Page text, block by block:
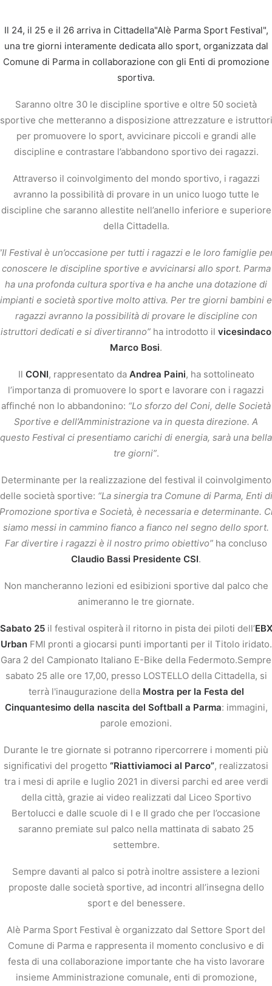
Il 24, il 25 e il 26 arriva in Cittadella"Alè Parma Sport Festival",
una tre giorni interamente dedicata allo sport, organizzata dal
Comune di Parma in collaborazione con gli Enti di promozione
sportiva.
Saranno oltre 30 le discipline sportive e oltre 50 società
sportive che metteranno a disposizione attrezzature e istruttori
per promuovere lo sport, avvicinare piccoli e grandi alle
discipline e contrastare l’abbandono sportivo dei ragazzi.
Attraverso il coinvolgimento del mondo sportivo, i ragazzi
avranno la possibilità di provare in un unico luogo tutte le
discipline che saranno allestite nell’anello inferiore e superiore
della Cittadella.
Festival è un’occasione per tutti i ragazzi e le loro famiglie
conoscere le discipline sportive e avvicinarsi allo sport. Parma
ha una profonda cultura sportiva e ha anche una dotazione di
impianti e società sportive molto attiva. Per tre giorni bambini e
ragazzi avranno la possibilità di provare le discipline con
istruttori dedicati e si divertiranno” ha introdotto il vicesindaco
Marco Bosi.
Il CONI, rappresentato da Andrea Paini, ha sottolineato
l’importanza di promuovere lo sport e lavorare con i ragazzi
affinché non lo abbandonino: “Lo sforzo del Coni, delle Società
Sportive e dell’Amministrazione va in questa direzione. A
questo Festival ci presentiamo carichi di energia, sarà una bella
tre giorni”.
Determinante per la realizzazione del festival il coinvolgimento
delle società sportive: “La sinergia tra Comune di Parma, Enti di
sportiva e Società, è necessaria e determinante.
siamo messi in cammino fianco a fianco nel segno dello sport.
Far divertire i ragazzi è il nostro primo obiettivo” ha concluso
Claudio Bassi Presidente CSI.
Non mancheranno lezioni ed esibizioni sportive dal palco che
animeranno le tre giornate.
Sabato 25il festival ospiterà il ritorno in pista dei piloti dell’EBX
UrbanFMI pronti a giocarsi punti importanti per il Titolo iridato.
Gara 2 del Campionato Italiano E-Bike della Federmoto.Sempre
sabato 25 alle ore 17,00, presso LOSTELLO della Cittadella, si
terrà l'inaugurazione della Mostra per la Festa del
Cinquantesimo della nascita del Softball a Parma: immagini,
parole emozioni.
Durante le tre giornate si potranno ripercorrere i momenti più
significativi del progetto “Riattiviamoci al Parco”, realizzatosi
tra i mesi di aprile e luglio 2021 in diversi parchi ed aree verdi
della città, grazie ai video realizzati dal Liceo Sportivo
Bertolucci e dalle scuole di I e II grado che per l’occasione
saranno premiate sul palco nella mattinata di sabato 25
settembre.
Sempre davanti al palco si potrà inoltre assistere a lezioni
proposte dalle società sportive, ad incontri all’insegna dello
sport e del benessere.
Alè Parma Sport Festival è organizzato dal Settore Sport del
Comune di Parma e rappresenta il momento conclusivo e di
festa di una collaborazione importante che ha visto lavorare
insieme Amministrazione comunale, enti di promozione,